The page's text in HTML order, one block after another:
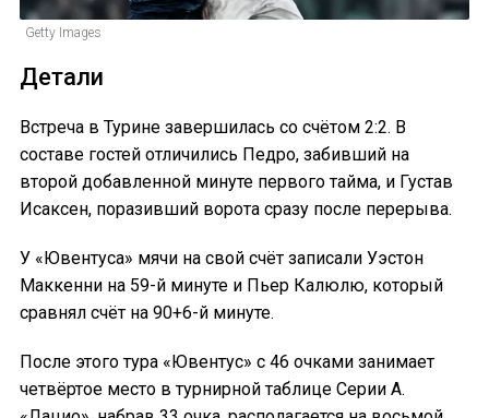
Getty Images
Детали
Встреча в Турине завершилась со счётом 2:2. В
составе гостей отличились Педро, забивший на
второй добавленной минуте первого тайма, и Густав
Исаксен, поразивший ворота сразу после перерыва.
У «Ювентуса» мячи на свой счёт записали Уэстон
Маккенни на 59-й минуте и Пьер Калюлю, который
сравнял счёт на 90+6-й минуте.
После этого тура «Ювентус» с 46 очками занимает
четвёртое место в турнирной таблице Серии А.